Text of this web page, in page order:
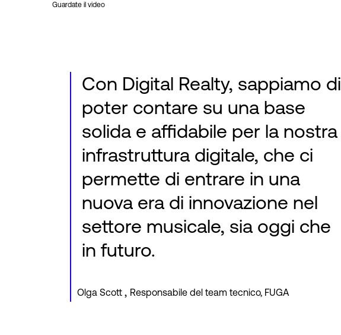
Guardate il video
Con Digital Realty, sappiamo di
poter contare su una base
solida e affidabile per la nostra
infrastruttura digitale, che ci
permette di entrare in una
nuova era di innovazione nel
settore musicale, sia oggi che
in futuro.
Olga Scott , Responsabile del team tecnico, FUGA